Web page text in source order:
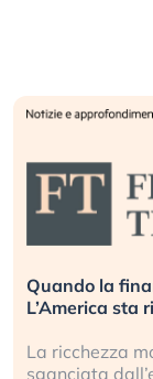
Russia e Cina
investitori
Gli investitori
geopolitico: il